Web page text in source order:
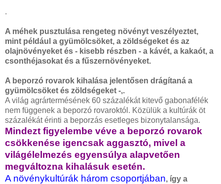
.
A méhek pusztulása rengeteg növényt veszélyeztet,
mint például a gyümölcsöket, a zöldségeket és az
olajnövényeket és - kisebb részben - a kávét, a kakaót, a
csonthéjasokat és a fűszernövényeket.
A beporzó rovarok kihalása jelentősen drágítaná a
gyümölcsöket és zöldségeket -,.
A világ agrártermésének 60 százalékát kitevő gabonafélék
nem függenek a beporzó rovaroktól. Közülük a kultúrák öt
százalékát érinti a beporzás esetleges bizonytalansága.
Mindezt figyelembe véve a beporzó rovarok
csökkenése igencsak aggasztó, mivel a
világélelmezés egyensúlya alapvetően
megváltozna kihalásuk esetén.
A növénykultúrák három csoportjában, így a